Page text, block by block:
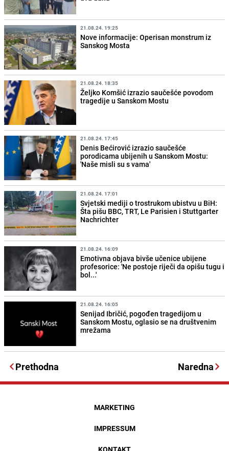
21.08.24. 19:25
Nove informacije: Operisan monstrum iz
Sanskog Mosta
21.08.24. 18:35
Željko Komšić izrazio saučešće povodom
tragedije u Sanskom Mostu
21.08.24. 17:45
Denis Bećirović izrazio saučešće
porodicama ubijenih u Sanskom Mostu:
'Naše misli su s vama'
21.08.24. 17:01
Svjetski mediji o trostrukom ubistvu u BiH:
Šta pišu BBC, TRT, Le Parisien i Stuttgarter
Nachrichter
21.08.24. 16:09
Emotivna objava bivše učenice ubijene
profesorice: 'Ne postoje riječi da opišu tugu i
bol...'
21.08.24. 16:05
Senijad Ibričić, pogođen tragedijom u
Sanskom Mostu, oglasio se na društvenim
mrežama
Prethodna Naredna
MARKETING
IMPRESSUM